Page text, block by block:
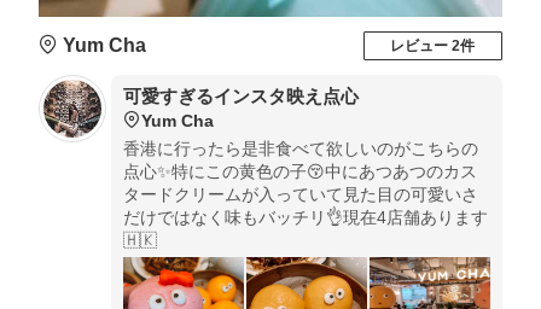
Yum Cha レビュー 2件
可愛すぎるインスタ映え点心
Yum Cha
香港に行ったら是非食べて欲しいのがこちらの
点心✨特にこの黄色の子😚中にあつあつのカス
タードクリームが入っていて見た目の可愛いさ
だけではなく味もバッチリ👌現在4店舗あります
🇭🇰